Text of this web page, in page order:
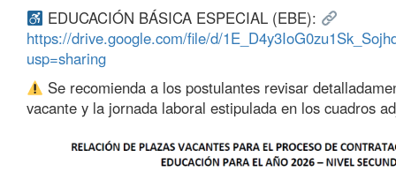
EDUCACIÓN BÁSICA ESPECIAL (EBE):
https://drive.google.com/file/d/
usp=sharing
Se recomienda a los postulantes revisar
vacante y la jornada laboral estipulada en los cuadros